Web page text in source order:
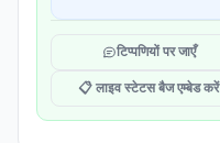
टिप्पणियों पर जाएँ
📋 लाइव स्टेटस बैज एम्बेड करें